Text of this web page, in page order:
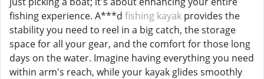
fishing experience. A***d fishing kayak provides the
stability you need to reel in a big catch, the storage
space for all your gear, and the comfort for those long
days on the water. Imagine having everything you need
within arm's reach, while your kayak glides smoothly